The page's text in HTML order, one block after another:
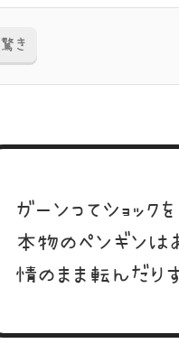
驚き
ガーンってショック
本物のペンギン
情のまま転んだり